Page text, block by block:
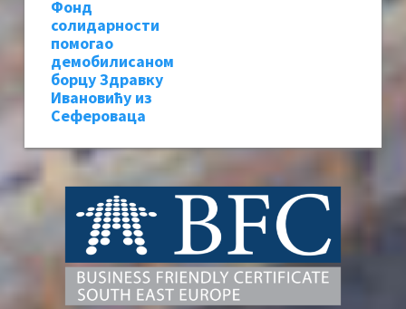
Фонд
солидарности
помогао
демобилисаном
борцу Здравку
Ивановићу из
Сефероваца